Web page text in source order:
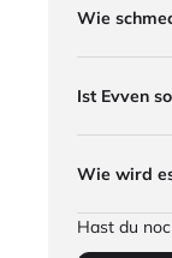
Wie
Ist Evven
Wie wird
Hast du